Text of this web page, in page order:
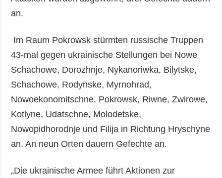
an.
Im Raum Pokrowsk stürmten russische Truppen
43-mal gegen ukrainische Stellungen bei Nowe
Schachowe, Dorozhnje, Nykanoriwka, Bilytske,
Schachowe, Rodynske, Myrnohrad,
Nowoekonomitschne, Pokrowsk, Riwne, Zwirowe,
Kotlyne, Udatschne, Molodetske,
Nowopidhorodnje und Filija in Richtung Hryschyne
an. An neun Orten dauern Gefechte an.
„Die ukrainische Armee führt Aktionen zur